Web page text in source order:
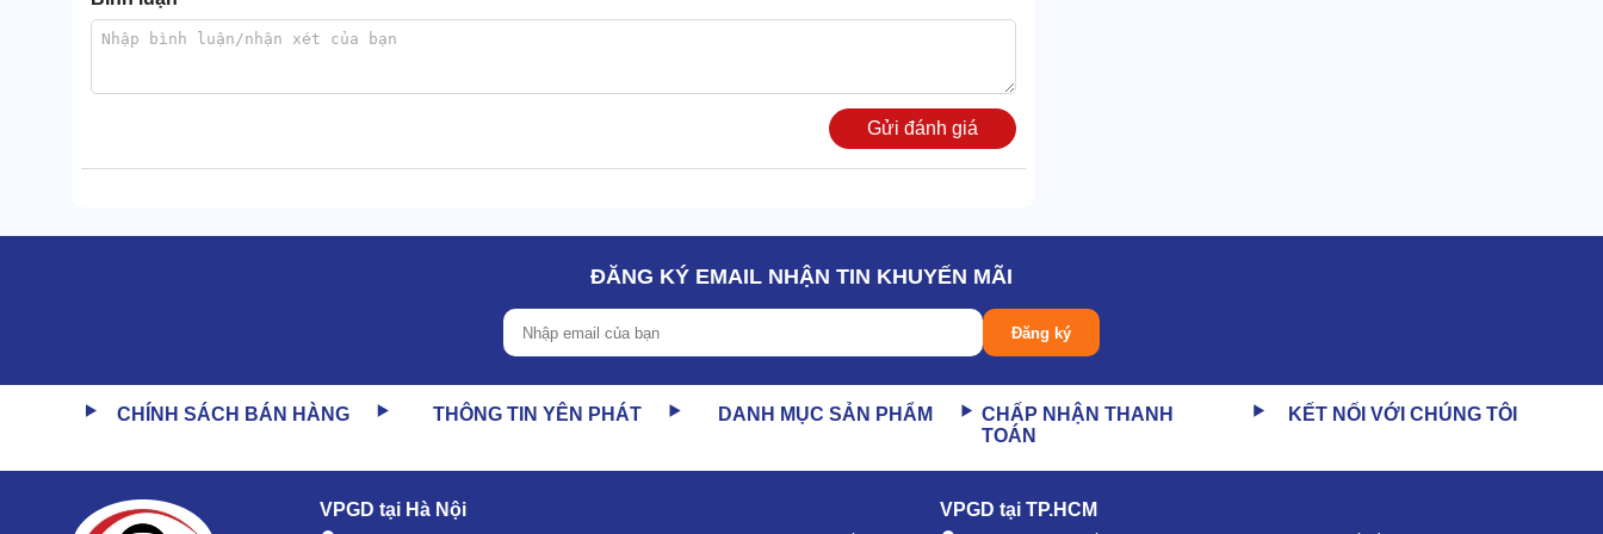
Gửi đánh giá
ĐĂNG KÝ EMAIL NHẬN TIN KHUYẾN MÃI
Đăng ký
CHÍNH SÁCH BÁN HÀNG THÔNG TIN YÊN PHÁT DANH MỤC SẢN PHẨM
CHẤP NHẬN THANH
TOÁN
KẾT NỐI VỚI CHÚNG TÔI
VPGD tại Hà Nội VPGD tại TP.HCM